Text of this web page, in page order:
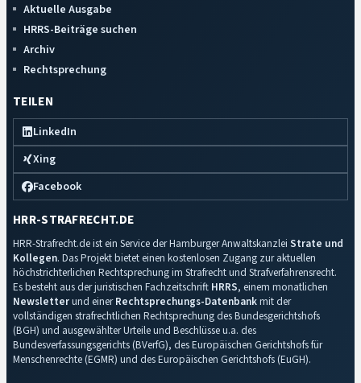
Aktuelle Ausgabe
HRRS-Beiträge suchen
Archiv
Rechtsprechung
TEILEN
LinkedIn
Xing
Facebook
HRR-STRAFRECHT.DE
HRR-Strafrecht.de ist ein Service der Hamburger Anwaltskanzlei Strate und
Kollegen. Das Projekt bietet einen kostenlosen Zugang zur aktuellen
höchstrichterlichen Rechtsprechung im Strafrecht und Strafverfahrensrecht.
Es besteht aus der juristischen Fachzeitschrift HRRS, einem monatlichen
Newsletterund einerRechtsprechungs-Datenbankmit der
vollständigen strafrechtlichen Rechtsprechung des Bundesgerichtshofs
(BGH) und ausgewählter Urteile und Beschlüsse u.a. des
Bundesverfassungsgerichts (BVerfG), des Europäischen Gerichtshofs für
Menschenrechte (EGMR) und des Europäischen Gerichtshofs (EuGH).